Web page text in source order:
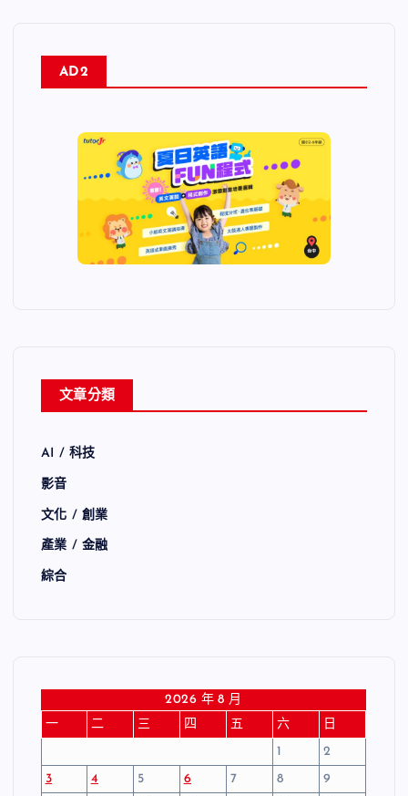
AD2
文章分類
AI / 科技
影音
文化 / 創業
產業 / 金融
綜合
2026 年 8 月
一
二 三 四 五 六
日
1
2
3
4 5 6 7 8
9